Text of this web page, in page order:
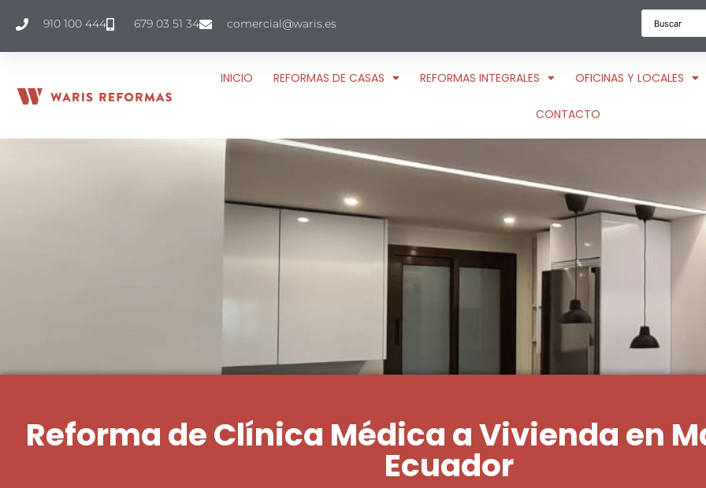
910 100 444 679 03 51 34 comercial@waris.es
INICIO REFORMAS DE CASAS REFORMAS INTEGRALES OFICINAS Y LOCALES
CONTACTO
Reforma de Clínica Médica a Vivienda en
Ecuador